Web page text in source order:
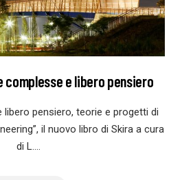
e libero pensiero
libero pensiero, teorie e progetti di
il nuovo libro di Skira a cura
di L.…